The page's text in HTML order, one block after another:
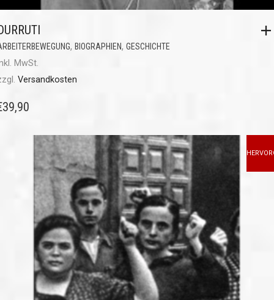
, BIOGRAPHIEN, GESCHICHTE
MwSt.
Versandkosten
39,90